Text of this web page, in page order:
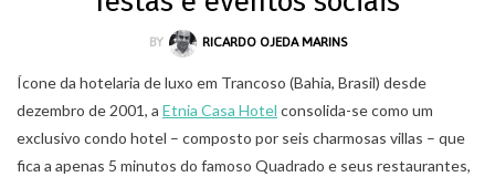
BY RICARDO OJEDA MARINS
Ícone da hotelaria de luxo em Trancoso (Bahia, Brasil) desde
dezembro de 2001, a Etnia Casa Hotel consolida-se como um
exclusivo condo hotel – composto por seis charmosas villas – que
fica a apenas 5 minutos do famoso Quadrado e seus restaurantes,